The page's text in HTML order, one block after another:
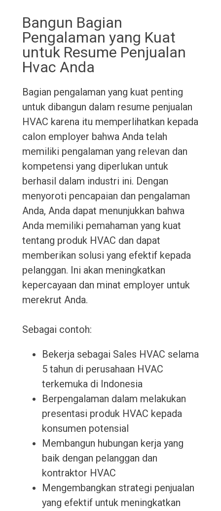
Bangun Bagian
Pengalaman yang Kuat
untuk Resume Penjualan
Hvac Anda
Bagian pengalaman yang kuat penting
untuk dibangun dalam resume penjualan
HVAC karena itu memperlihatkan kepada
calon employer bahwa Anda telah
memiliki pengalaman yang relevan dan
kompetensi yang diperlukan untuk
berhasil dalam industri ini. Dengan
menyoroti pencapaian dan pengalaman
Anda, Anda dapat menunjukkan bahwa
Anda memiliki pemahaman yang kuat
tentang produk HVAC dan dapat
memberikan solusi yang efektif kepada
pelanggan. Ini akan meningkatkan
kepercayaan dan minat employer untuk
merekrut Anda.
Sebagai contoh:
Bekerja sebagai Sales HVAC selama
5 tahun di perusahaan HVAC
terkemuka di Indonesia
Berpengalaman dalam melakukan
presentasi produk HVAC kepada
konsumen potensial
Membangun hubungan kerja yang
baik dengan pelanggan dan
kontraktor HVAC
Mengembangkan strategi penjualan
yang efektif untuk meningkatkan